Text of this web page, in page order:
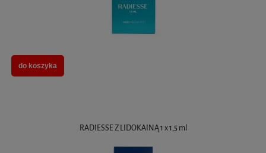
do koszyka
RADIESSE Z LIDOKAINĄ 1 x 1,5 ml